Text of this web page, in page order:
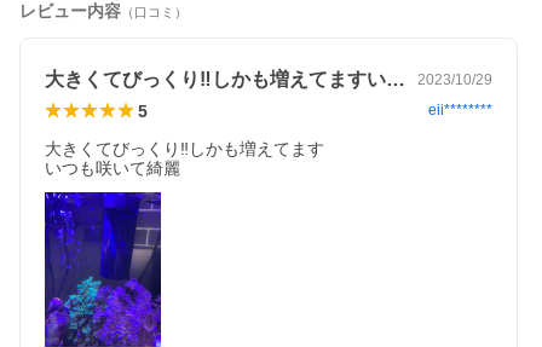
レビュー内容 （口コミ）
大きくてびっくり‼️しかも増えてますい… 2023/10/29
5 eii********
大きくてびっくり‼️しかも増えてます
いつも咲いて綺麗